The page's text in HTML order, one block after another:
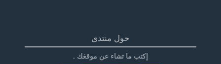
حول منتدى
إكتب ما تشاء عن موقغك .